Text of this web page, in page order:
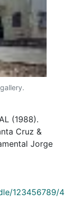
(1988).
Cruz &
Jorge
123456789/4